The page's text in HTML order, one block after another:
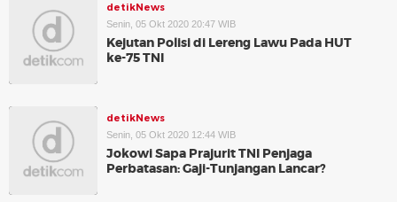
detikNews
Senin, 05 Okt 2020 20:47 WIB
Kejutan Polisi di Lereng Lawu Pada HUT
ke-75 TNI
detikNews
Senin, 05 Okt 2020 12:44 WIB
Jokowi Sapa Prajurit TNI Penjaga
Perbatasan: Gaji-Tunjangan Lancar?